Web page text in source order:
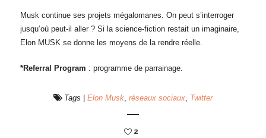
Musk continue ses projets mégalomanes. On peut s’interroger
jusqu’où peut-il aller ? Si la science-fiction restait un imaginaire,
Elon MUSK se donne les moyens de la rendre réelle.
*Referral Program : programme de parrainage.
Tags Elon Musk, réseaux sociaux, Twitter
2